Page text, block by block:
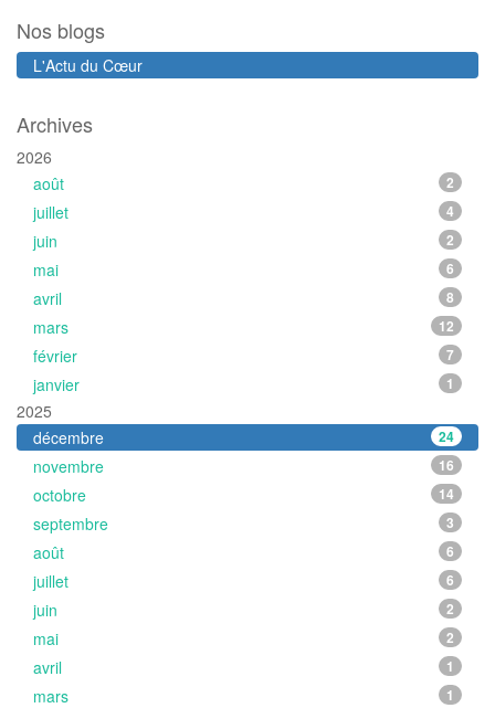
Nos blogs
L'Actu du Cœur
Archives
2026
août
2
juillet 4
juin 2
mai 6
avril 8
mars 12
février 7
janvier 1
2025
décembre
24
novembre 16
octobre 14
septembre 3
août 6
juillet 6
juin 2
mai 2
avril 1
mars 1